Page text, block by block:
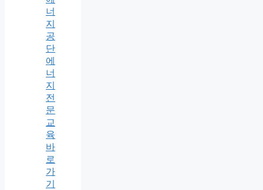
너
지
공
단
에
너
지
전
문
교
육
바
로
가
기